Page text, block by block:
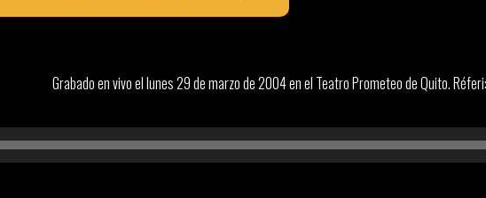
Grabado en vivo el lunes 29 de marzo de 2004 en el Teatro Prometeo de Quito.
Reproductor
de